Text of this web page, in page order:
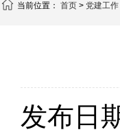
当前位置： 首页 > 党建工作
发布日